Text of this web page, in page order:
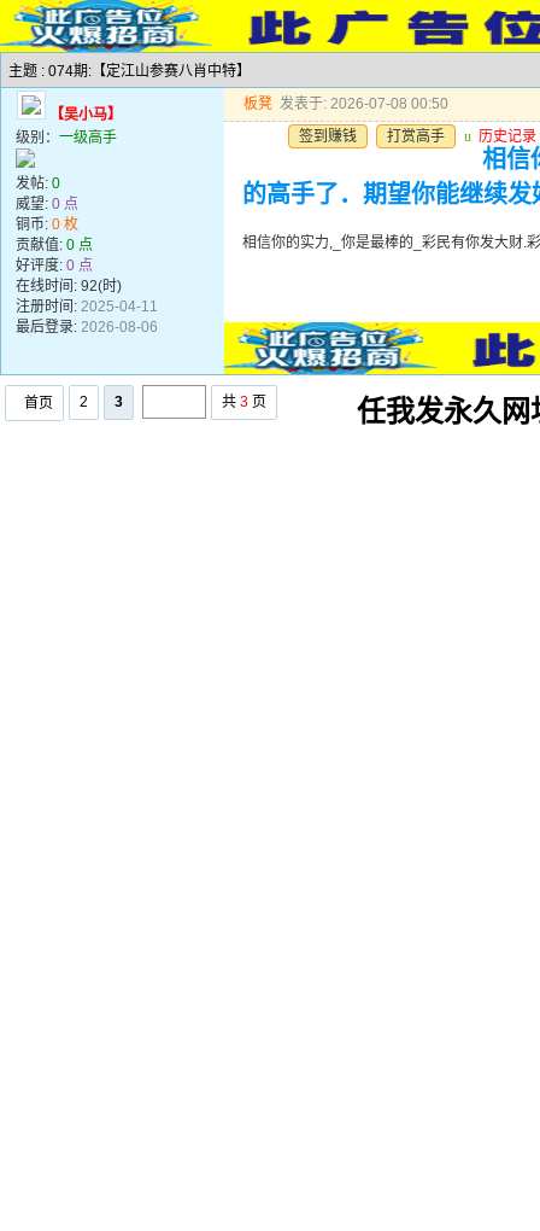
主题 : 074期:【定江山参赛八肖中特】
【吴小马】
级别： 一级高手
发帖: 0
威望: 0 点
铜币: 0 枚
贡献值: 0 点
好评度: 0 点
在线时间: 92(时)
注册时间: 2025-04-11
最后登录: 2026-08-06
板凳 发表于: 2026-07-08 00:50
签到赚钱
打赏高手 u 历史记录
相信
的高手了．期望你能继续发
相信你的实力,_你是最棒的_彩民有你发大财.
首页 2 3 共 3 页 任我发永久网